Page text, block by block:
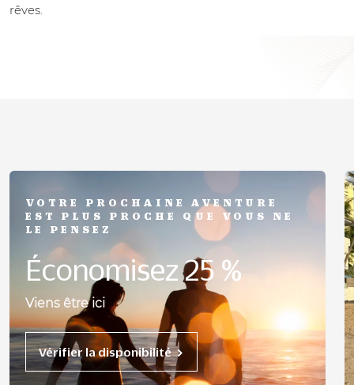
rêves.
VOTRE PROCHAINE AVENTURE
EST PLUS PROCHE QUE VOUS NE
LE PENSEZ
Économisez 25 %
Viens être ici
Vérifier la disponibilité